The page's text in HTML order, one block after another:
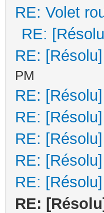
RE: Volet
RE:
RE:
PM
RE:
RE:
RE:
RE:
RE:
RE: